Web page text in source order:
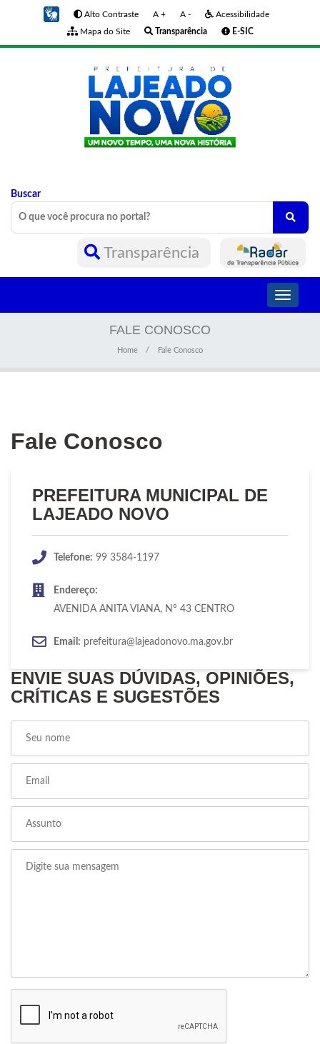
Alto Contraste A + A -
Acessibilidade
Mapa do Site
Transparência E-SIC
Buscar
Transparência
Toggle
FALE CONOSCO
Home Fale Conosco
Fale Conosco
PREFEITURA MUNICIPAL DE
LAJEADO NOVO
Telefone: 99 3584-1197
Endereço:
AVENIDA ANITA VIANA, Nº 43 CENTRO
Email: prefeitura@lajeadonovo.ma.gov.br
ENVIE SUAS DÚVIDAS, OPINIÕES,
CRÍTICAS E SUGESTÕES